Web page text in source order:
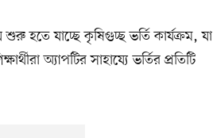
হতে যাচ্ছে কৃষিগুচ্ছ ভর্তি কার্যক্রম, যা
অ্যাপটির সাহায্যে ভর্তির প্রতিটি